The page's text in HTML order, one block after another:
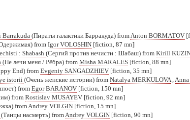
(Пираты галактики Барракуда) from Anton BORMATOV
from Igor VOLOSHIN [fiction, 87 mn]
: Shabash (Сергий против нечисти : Шабаш) from Kirill
(Не лечи меня / Рёбра) from Misha MARALES [fiction, 88 mn]
End) from Evgeniy SANGADZHIEV [fiction, 35 mn]
istorii (Очень женские истории) from Natalya MERKULOVA
from Egor BARANOV [fiction, 150 mn]
from Rostislav MUSAYEV [fiction, 92 mn]
from Andrey VOLGIN [fiction, 15 mn]
(Танцы насмерть) from Andrey VOLGIN [fiction, 90 mn]